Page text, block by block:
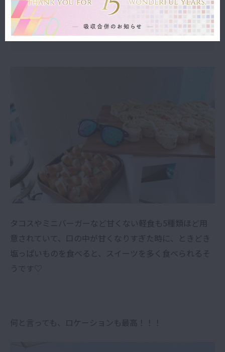
大満足！！の軽食♡
タコスやミニバーガーなど甘くない軽食も5種類ほど用
意されていて、口の中が甘くなりすぎた時に、ときどき
塩っぱいものを食べると、スイーツを多く食べられるそ
うです♡
何と言っても、ロケーションも最高！！！